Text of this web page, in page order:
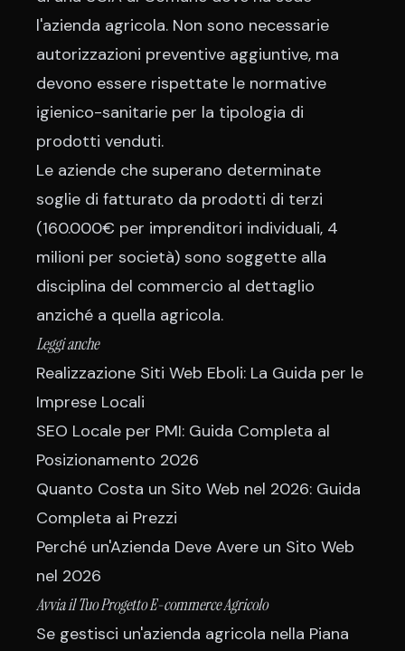
l'azienda agricola. Non sono necessarie
autorizzazioni preventive aggiuntive, ma
devono essere rispettate le normative
igienico-sanitarie per la tipologia di
prodotti venduti.
Le aziende che superano determinate
soglie di fatturato da prodotti di terzi
(160.000€ per imprenditori individuali, 4
milioni per società) sono soggette alla
disciplina del commercio al dettaglio
anziché a quella agricola.
Leggi anche
Realizzazione Siti Web Eboli: La Guida per le
Imprese Locali
SEO Locale per PMI: Guida Completa al
Posizionamento 2026
Quanto Costa un Sito Web nel 2026: Guida
Completa ai Prezzi
Perché un'Azienda Deve Avere un Sito Web
nel 2026
Avvia il Tuo Progetto E-commerce Agricolo
Se gestisci un'azienda agricola nella Piana